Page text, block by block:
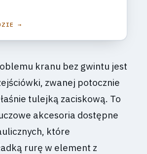
→
kranu bez gwintu jest
zwanej potocznie
tulejką zaciskową. To
akcesoria dostępne
które
rurę w element z